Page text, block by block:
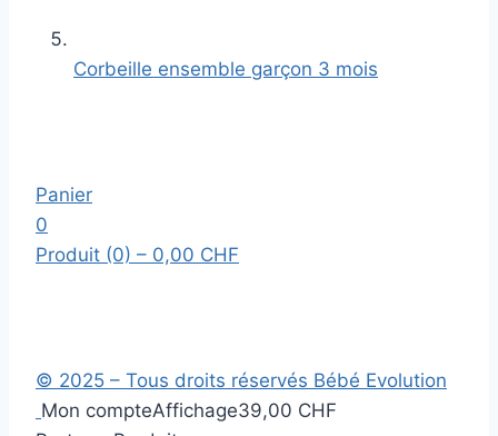
Corbeille ensemble garçon 3 mois
Panier
0
Produit (0) – 0,00 CHF
© 2025 – Tous droits réservés Bébé Evolution
Mon compteAffichage39,00 CHF